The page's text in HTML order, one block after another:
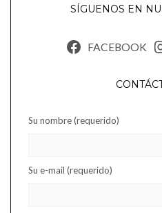
SÍGUENOS EN
FACEBOOK
Su nombre (requerido)
Su e-mail (requerido)